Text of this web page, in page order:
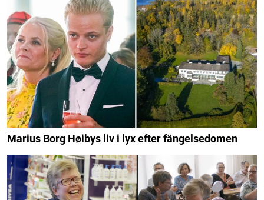
Marius Borg Høibys liv i lyx efter fängelsedomen